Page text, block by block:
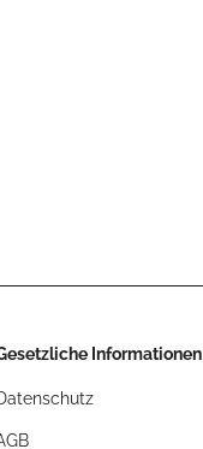
Informationen